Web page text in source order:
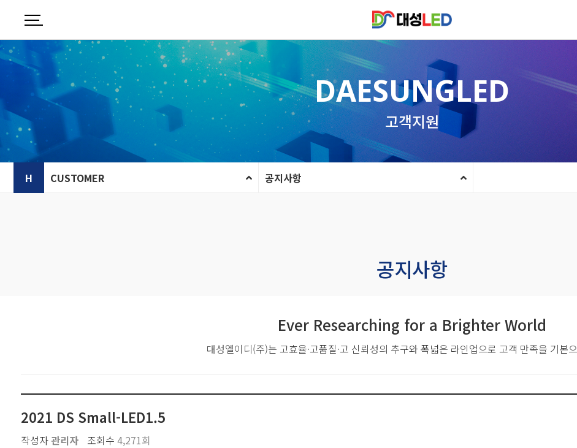
DAESUNGLED
고객지원
H CUSTOMER 공지사항
공지사항
Ever Researching for a Brighter World
대성엘이디(주)는 고효율·고품질·고 신뢰성의 추구와폭넓은 라인업으로 고객 만족을 기본
2021 DS Small-LED1.5
작성자관리자 조회수 4,271회